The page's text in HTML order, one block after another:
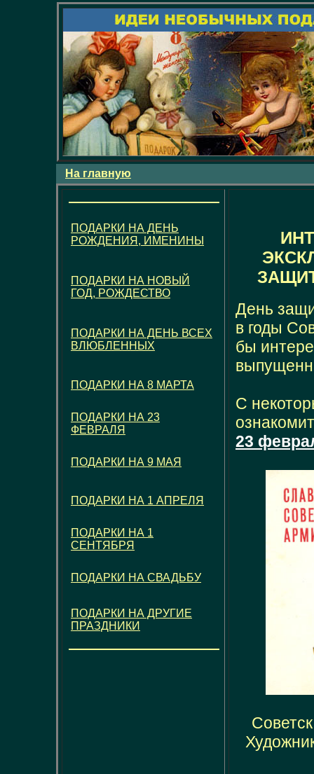
На главную
ПОДАРКИ НА ДЕНЬ
РОЖДЕНИЯ, ИМЕНИНЫ
ПОДАРКИ НА НОВЫЙ
ГОД, РОЖДЕСТВО
ПОДАРКИ НА ДЕНЬ ВСЕХ
ВЛЮБЛЕННЫХ
ПОДАРКИ НА 8 МАРТА
ПОДАРКИ НА 23
ФЕВРАЛЯ
ПОДАРКИ НА 9 МАЯ
ПОДАРКИ НА 1 АПРЕЛЯ
ПОДАРКИ НА 1
СЕНТЯБРЯ
ПОДАРКИ НА СВАДЬБУ
ПОДАРКИ НА ДРУГИЕ
ПРАЗДНИКИ
День
в годы
бы
С
23